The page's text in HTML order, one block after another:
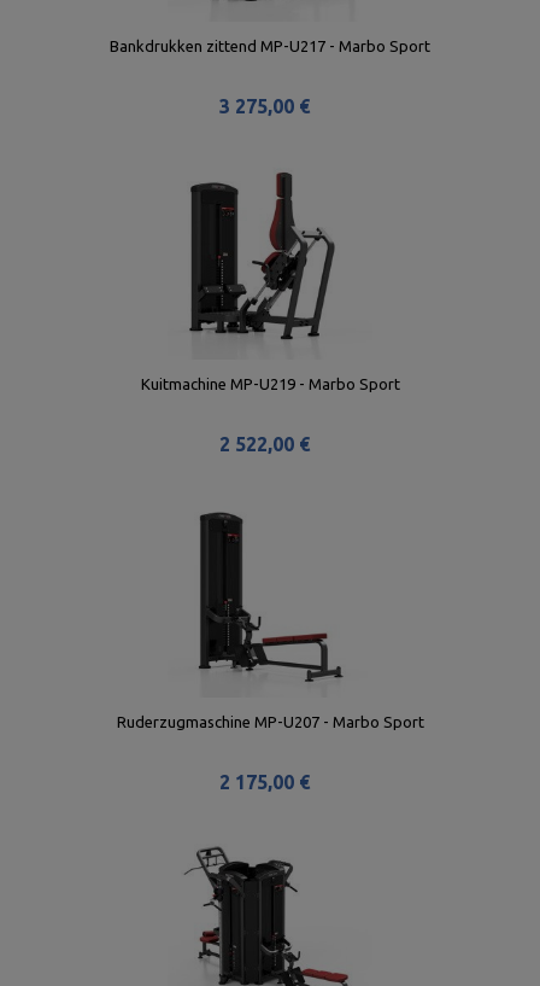
Bankdrukken zittend MP-U217 - Marbo Sport
3 275,00 €
Kuitmachine MP-U219 - Marbo Sport
2 522,00 €
Ruderzugmaschine MP-U207 - Marbo Sport
2 175,00 €